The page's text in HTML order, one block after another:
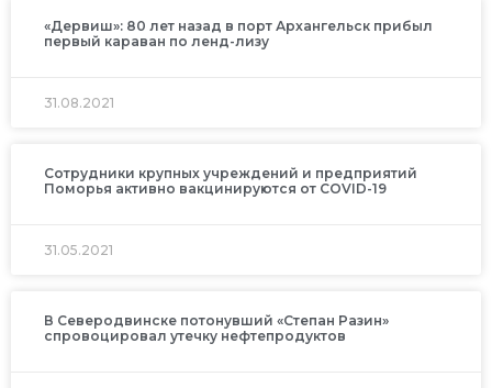
«Дервиш»: 80 лет назад в порт Архангельск прибыл
первый караван по ленд-лизу
31.08.2021
Сотрудники крупных учреждений и предприятий
Поморья активно вакцинируются от COVID-19
31.05.2021
В Северодвинске потонувший «Степан Разин»
спровоцировал утечку нефтепродуктов